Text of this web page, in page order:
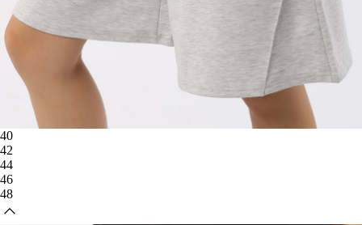
40
42
44
46
48